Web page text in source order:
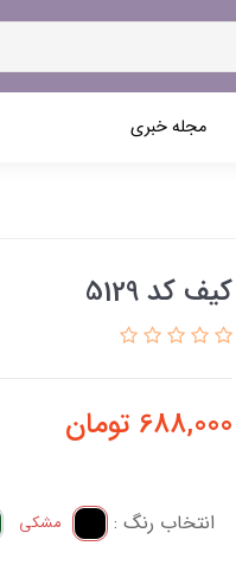
مجله خبری
کیف کد 5129
688,000 تومان
انتخاب رنگ : مشکی